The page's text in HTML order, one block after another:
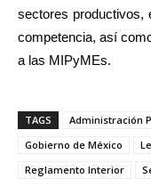
sectores productivos,
competencia, así
a las MIPyMEs.
TAGS Administración
Gobierno de México
Reglamento Interior